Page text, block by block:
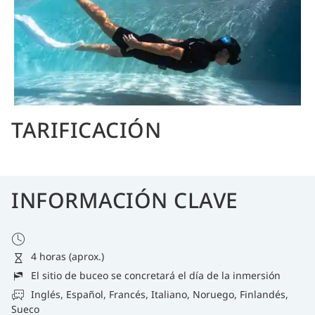
TARIFICACIÓN
INFORMACIÓN CLAVE
4 horas (aprox.)
El sitio de buceo se concretará el día de la inmersión
Inglés, Español, Francés, Italiano, Noruego, Finlandés,
Sueco